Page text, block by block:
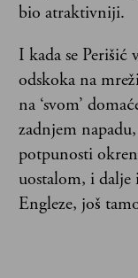
bio atraktivniji.
I kada se
odskoka na
na ‘svom’
zadnjem
potpunosti
uostalom, i
Engleze, još